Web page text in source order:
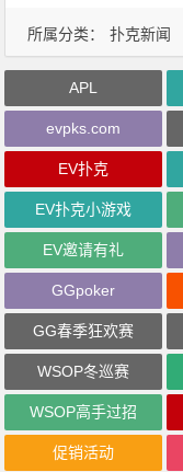
所属分类： 扑克新闻
APL
evpks.com
EV扑克
EV扑克小游戏
EV邀请有礼
GGpoker
GG春季狂欢赛
WSOP冬巡赛
WSOP高手过招
促销活动